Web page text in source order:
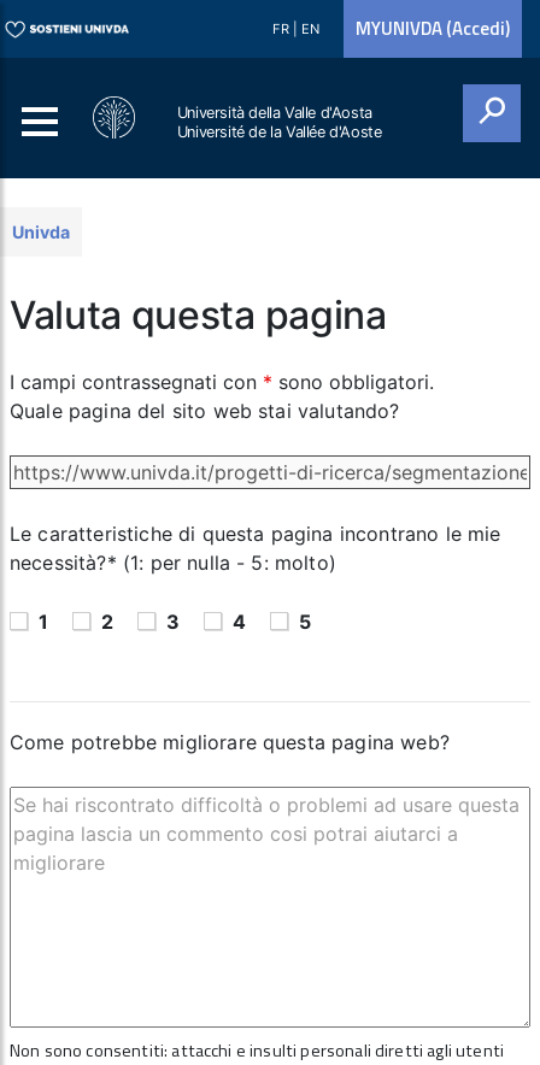
FR EN MYUNIVDA (Accedi)
Università della Valle d'Aosta
Université de la Vallée d'Aoste
Univda
Valuta questa pagina
I campi contrassegnati con * sono obbligatori.
Quale pagina del sito web stai valutando?
Le caratteristiche di questa pagina incontrano le mie
necessità?* (1: per nulla - 5: molto)
1 2 3 4 5
Come potrebbe migliorare questa pagina web?
Non sono consentiti: attacchi e insulti personali diretti agli utenti